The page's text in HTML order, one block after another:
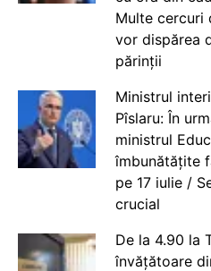
Multe cercuri
vor dispărea
părinții
Ministrul
Pîslaru: În
ministrul
îmbunătățite
pe 17 iulie /
crucial
De la 4.90 la
învățătoare